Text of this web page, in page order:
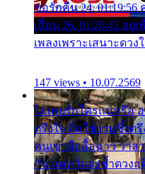
ขอรักคืน 24. 01:19:56
เถื่อน 26. 01:26:45 อยู่
เพลงเพราะเสนาะดวง
147 views • 10.07.2569
ไม่เคยรักใครแน่หรือ
ตรึงใจ ติ๋มใช่งามซึ้งต
คนเขาลืออื้อฉาว ว่าส
กัน แต่หวั่นจะช้ำดวง